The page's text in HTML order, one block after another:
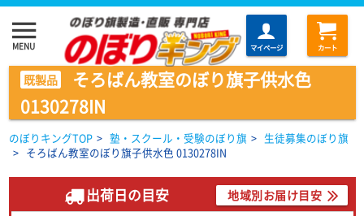
menu
MENU マイページ カート
既製品
そろばん教室のぼり旗子供水色
0130278IN
のぼりキングTOP > 塾・スクール・受験のぼり旗 > 生徒募集のぼり旗
> そろばん教室のぼり旗子供水色 0130278IN
出荷日の目安 地域別お届け目安